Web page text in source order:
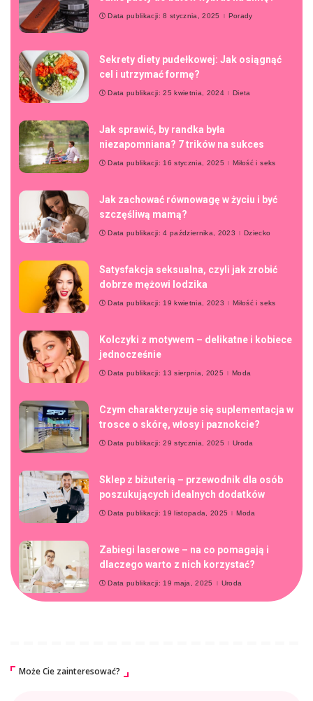
Data publikacji: 8 stycznia, 2025 Porady
Sekrety diety pudełkowej: Jak osiągnąć
cel i utrzymać formę?
Data publikacji: 25 kwietnia, 2024 Dieta
Jak sprawić, by randka była
niezapomniana? 7 trików na sukces
Data publikacji: 16 stycznia, 2025 Miłość i seks
Jak zachować równowagę w życiu i być
szczęśliwą mamą?
Data publikacji: 4 października, 2023 Dziecko
Satysfakcja seksualna, czyli jak zrobić
dobrze mężowi lodzika
Data publikacji: 19 kwietnia, 2023 Miłość i seks
Kolczyki z motywem – delikatne i kobiece
jednocześnie
Data publikacji: 13 sierpnia, 2025 Moda
Czym charakteryzuje się suplementacja w
trosce o skórę, włosy i paznokcie?
Data publikacji: 29 stycznia, 2025 Uroda
Sklep z biżuterią – przewodnik dla osób
poszukujących idealnych dodatków
Data publikacji: 19 listopada, 2025 Moda
Zabiegi laserowe – na co pomagają i
dlaczego warto z nich korzystać?
Data publikacji: 19 maja, 2025 Uroda
Może Cie zainteresować?